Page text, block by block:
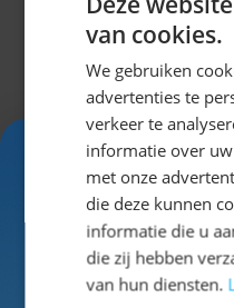
licht en soepel
om langere tijd te
feestavonden. Het
en geschikt voor
zoeken voor meerdere
Traditionele
budget
Specificaties
EAN
SKU 14-
van cookies.
We gebruiken
advertenties te
verkeer te
informatie over
met onze
die deze kunnen
informatie die u
die zij hebben
van hun diensten.
Schrijf je nuin voor de
tot